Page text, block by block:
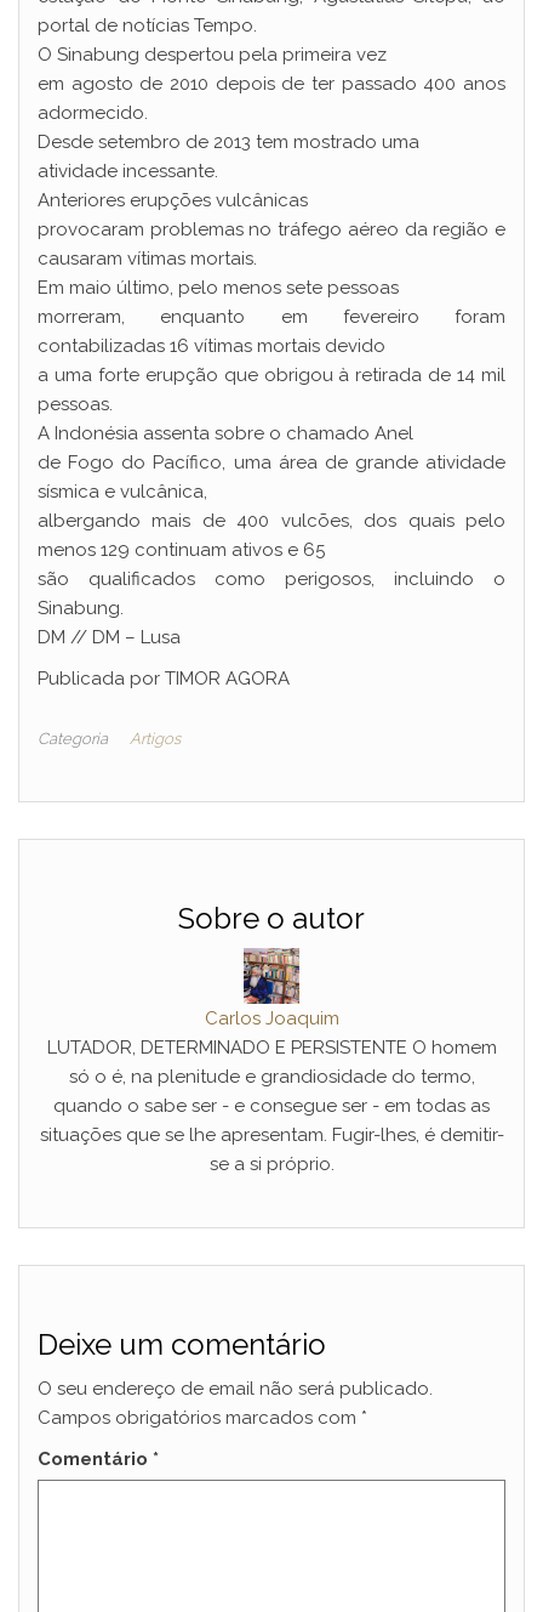
portal de notícias Tempo.
O Sinabung despertou pela primeira vez
em agosto de 2010 depois de ter passado 400 anos
adormecido.
Desde setembro de 2013 tem mostrado uma
atividade incessante.
Anteriores erupções vulcânicas
provocaram problemas no tráfego aéreo da região e
causaram vítimas mortais.
Em maio último, pelo menos sete pessoas
morreram, enquanto em fevereiro foram
contabilizadas 16 vítimas mortais devido
a uma forte erupção que obrigou à retirada de 14 mil
pessoas.
A Indonésia assenta sobre o chamado Anel
de Fogo do Pacífico, uma área de grande atividade
sísmica e vulcânica,
albergando mais de 400 vulcões, dos quais pelo
menos 129 continuam ativos e 65
são qualificados como perigosos, incluindo o
Sinabung.
DM // DM – Lusa
Publicada por TIMOR AGORA
Categoria Artigos
Sobre o autor
Carlos Joaquim
LUTADOR, DETERMINADO E PERSISTENTE O homem
só o é, na plenitude e grandiosidade do termo,
quando o sabe ser - e consegue ser - em todas as
situações que se lhe apresentam. Fugir-lhes, é demitir-
se a si próprio.
Deixe um comentário
O seu endereço de email não será publicado.
Campos obrigatórios marcados com *
Comentário *